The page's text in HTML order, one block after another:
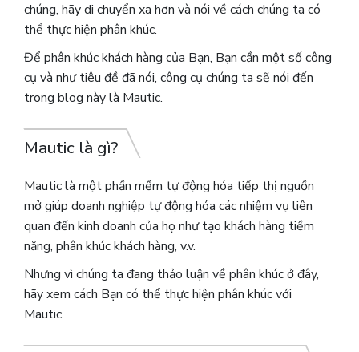
chúng, hãy di chuyển xa hơn và nói về cách chúng ta có
thể thực hiện phân khúc.
Để phân khúc khách hàng của Bạn, Bạn cần một số công
cụ và như tiêu đề đã nói, công cụ chúng ta sẽ nói đến
trong blog này là Mautic.
Mautic là gì?
Mautic là một phần mềm tự động hóa tiếp thị nguồn
mở giúp doanh nghiệp tự động hóa các nhiệm vụ liên
quan đến kinh doanh của họ như tạo khách hàng tiềm
năng, phân khúc khách hàng, v.v.
Nhưng vì chúng ta đang thảo luận về phân khúc ở đây,
hãy xem cách Bạn có thể thực hiện phân khúc với
Mautic.